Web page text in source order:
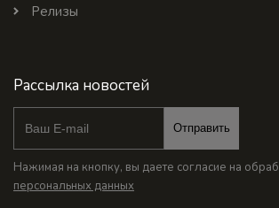
Релизы
Рассылка новостей
Отправить
Нажимая на кнопку, вы даете согласие на
персональных данных